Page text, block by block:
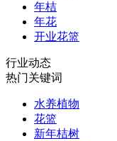
年桔
年花
开业花篮
行业动态
热门关键词
水养植物
花篮
新年桔树